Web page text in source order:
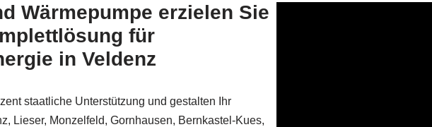
Wärmepumpe erzielen Sie
für
in Veldenz
staatliche Unterstützung und gestalten Ihr
Lieser, Monzelfeld, Gornhausen, Bernkastel-Kues,